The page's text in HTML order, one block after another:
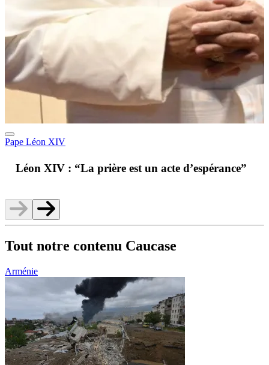
Pape Léon XIV
Léon XIV : “La prière est un acte d’espérance”
Tout notre contenu Caucase
Arménie